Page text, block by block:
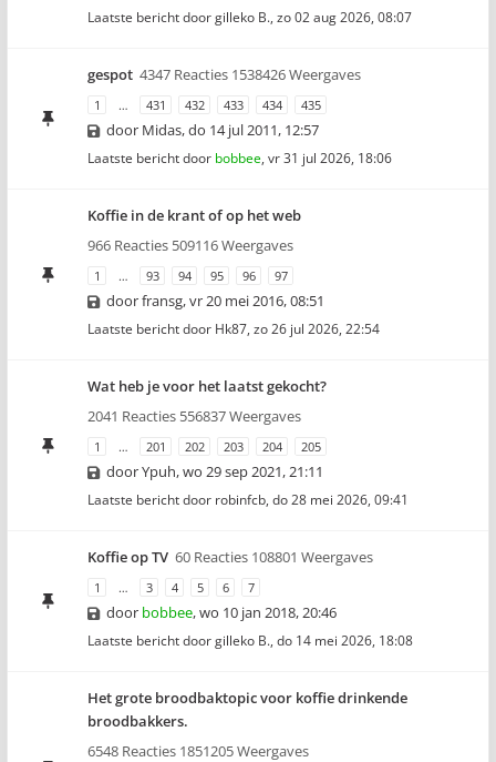
Laatste bericht doorgilleko B., zo 02 aug 2026, 08:07
gespot 4347 Reacties 1538426 Weergaves
1 … 431 432 433 434 435
door Midas,do 14 jul 2011, 12:57
Laatste bericht door bobbee, vr 31 jul 2026, 18:06
Koffie in de krant of op het web
966 Reacties 509116 Weergaves
1 … 93 94 95 96 97
doorfransg,vr 20 mei 2016, 08:51
Laatste bericht door Hk87, zo 26 jul 2026, 22:54
Wat heb je voor het laatst gekocht?
2041 Reacties 556837 Weergaves
1 … 201 202 203 204 205
doorYpuh,wo 29 sep 2021, 21:11
Laatste bericht door robinfcb, do 28 mei 2026, 09:41
Koffie op TV 60 Reacties 108801 Weergaves
1 … 3 4 5 6 7
door bobbee,wo 10 jan 2018, 20:46
Laatste bericht doorgilleko B., do 14 mei 2026, 18:08
Het grote broodbaktopic voor koffie drinkende
broodbakkers.
6548 Reacties 1851205 Weergaves